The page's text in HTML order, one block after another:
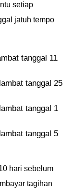
setiap
jatuh tempo
tanggal 11
tanggal 25
tanggal 1
tanggal 5
hari sebelum
tagihan